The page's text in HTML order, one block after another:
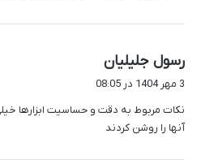
رسول جلیلیان
ف
:
3 مهر 1404 در 08:05
نکات مربوط به دقت و حساسیت ابزارها
آنها را روشن کردند